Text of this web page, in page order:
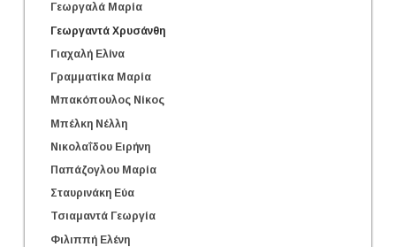
Γεωργαλά Μαρία
Γεωργαντά Χρυσάνθη
Γιαχαλή Ελίνα
Γραμματίκα Μαρία
Μπακόπουλος Νίκος
Μπέλκη Νέλλη
Νικολαΐδου Ειρήνη
Παπάζογλου Μαρία
Σταυρινάκη Εύα
Τσιαμαντά Γεωργία
Φιλιππή Ελένη